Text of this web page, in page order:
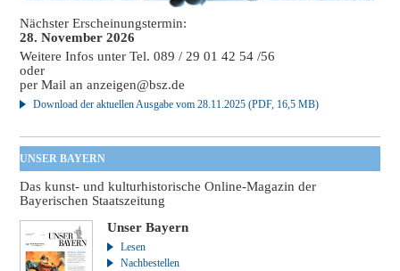
Nächster Erscheinungstermin:
28. November 2026
Weitere Infos unter Tel. 089 / 29 01 42 54 /56
oder
per Mail ananzeigen@bsz.de
Download der aktuellen Ausgabe vom 28.11.2025 (PDF, 16,5 MB)
UNSER BAYERN
Das kunst- und kulturhistorische Online-Magazin der
Bayerischen Staatszeitung
Unser Bayern
Lesen
Nachbestellen